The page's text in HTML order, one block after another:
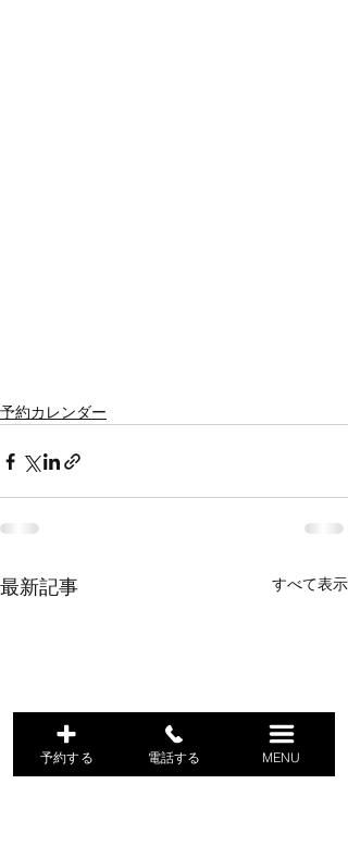
予約カレンダー
最新記事 すべて表示
予約する 電話する MENU